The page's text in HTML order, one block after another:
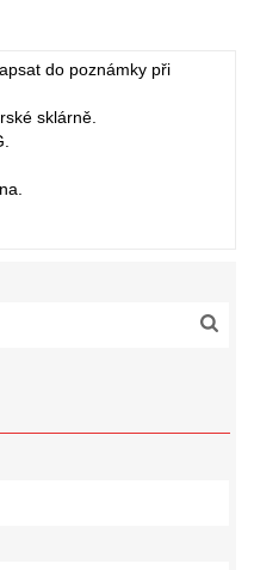
do poznámky při
sklárně.